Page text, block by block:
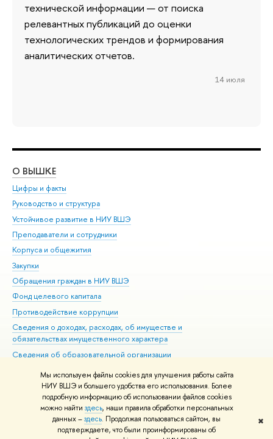
Мы используем файлы cookies для улучшения работы сайта
НИУ ВШЭ и большего удобства его использования. Более
подробную информацию об использовании файлов cookies
можно найти здесь, наши правила обработки персональных
данных –здесь. Продолжая пользоваться сайтом, вы
подтверждаете, что были проинформированы об
✖
технической информации — от поиска
релевантных публикаций до оценки
технологических трендов и формирования
аналитических отчетов.
14 июля
О ВЫШКЕ
Цифры и факты
Руководство и структура
Устойчивое развитие в НИУ ВШЭ
Преподаватели и сотрудники
Корпуса и общежития
Закупки
Обращения граждан в НИУ ВШЭ
Фонд целевого капитала
Противодействие коррупции
Сведения о доходах, расходах, об имуществе и
обязательствах имущественного характера
Сведения об образовательной организации
Людям с ограниченными возможностями здоровья
Единая платежная страница
Работа в Вышке